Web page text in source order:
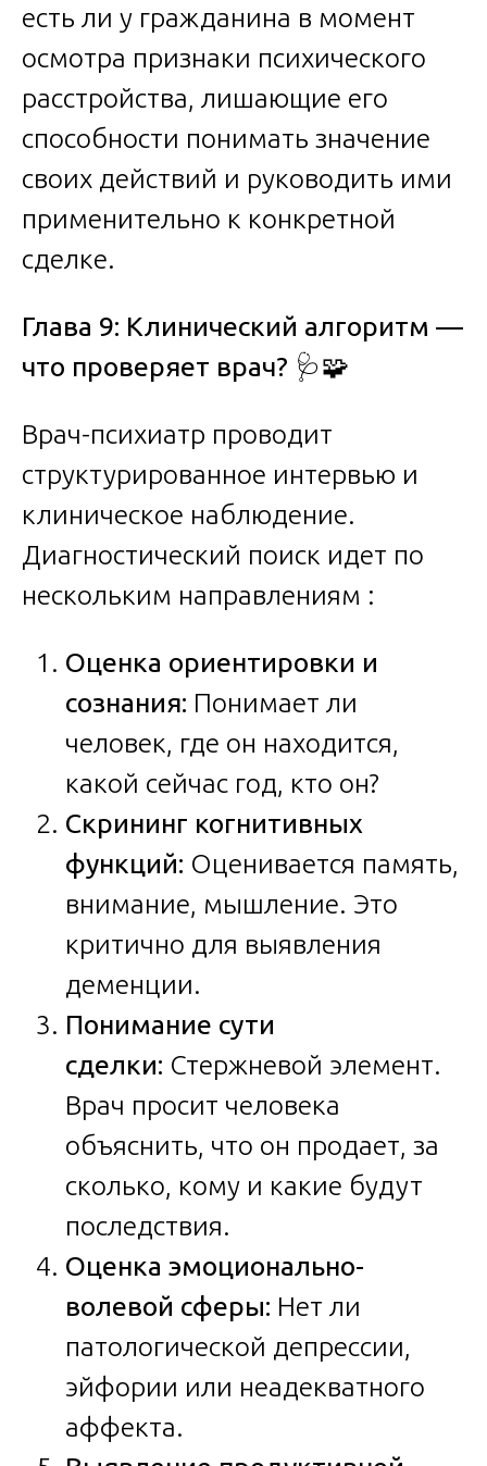
есть ли у гражданина в момент
осмотра признаки психического
расстройства, лишающие его
способности понимать значение
своих действий и руководить ими
применительно к конкретной
сделке.
Глава 9: Клинический алгоритм —
что проверяет врач? 🩺🧩
Врач-психиатр проводит
структурированное интервью и
клиническое наблюдение.
Диагностический поиск идет по
нескольким направлениям :
Оценка ориентировки и
сознания: Понимает ли
человек, где он находится,
какой сейчас год, кто он?
Скрининг когнитивных
функций: Оценивается память,
внимание, мышление. Это
критично для выявления
деменции.
Понимание сути
сделки: Стержневой элемент.
Врач просит человека
объяснить, что он продает, за
сколько, кому и какие будут
последствия.
Оценка эмоционально-
волевой сферы: Нет ли
патологической депрессии,
эйфории или неадекватного
аффекта.